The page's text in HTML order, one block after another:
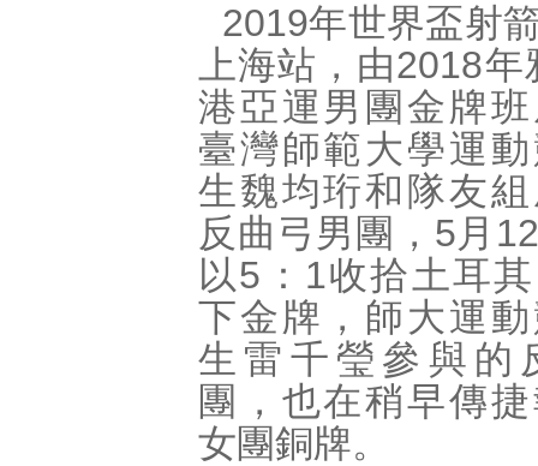
2019年世界盃射
上海站，由2018
港亞運男團金牌
臺灣師範大學運
生魏均珩和隊友
反曲弓男團，5月
以5：1收拾土耳
下金牌，師大運
生雷千瑩參與的
團，也在稍早傳
女團銅牌。